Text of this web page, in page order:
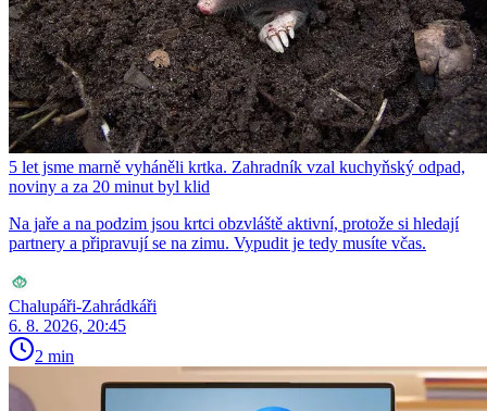
5 let jsme marně vyháněli krtka. Zahradník vzal kuchyňský odpad,
noviny a za 20 minut byl klid
Na jaře a na podzim jsou krtci obzvláště aktivní, protože si hledají
partnery a připravují se na zimu. Vypudit je tedy musíte včas.
Chalupáři-Zahrádkáři
6. 8. 2026, 20:45
2 min